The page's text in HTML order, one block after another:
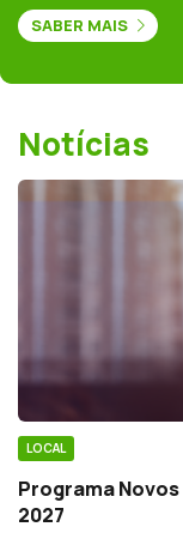
SABER MAIS
Notícias
LOCAL
Programa
2027